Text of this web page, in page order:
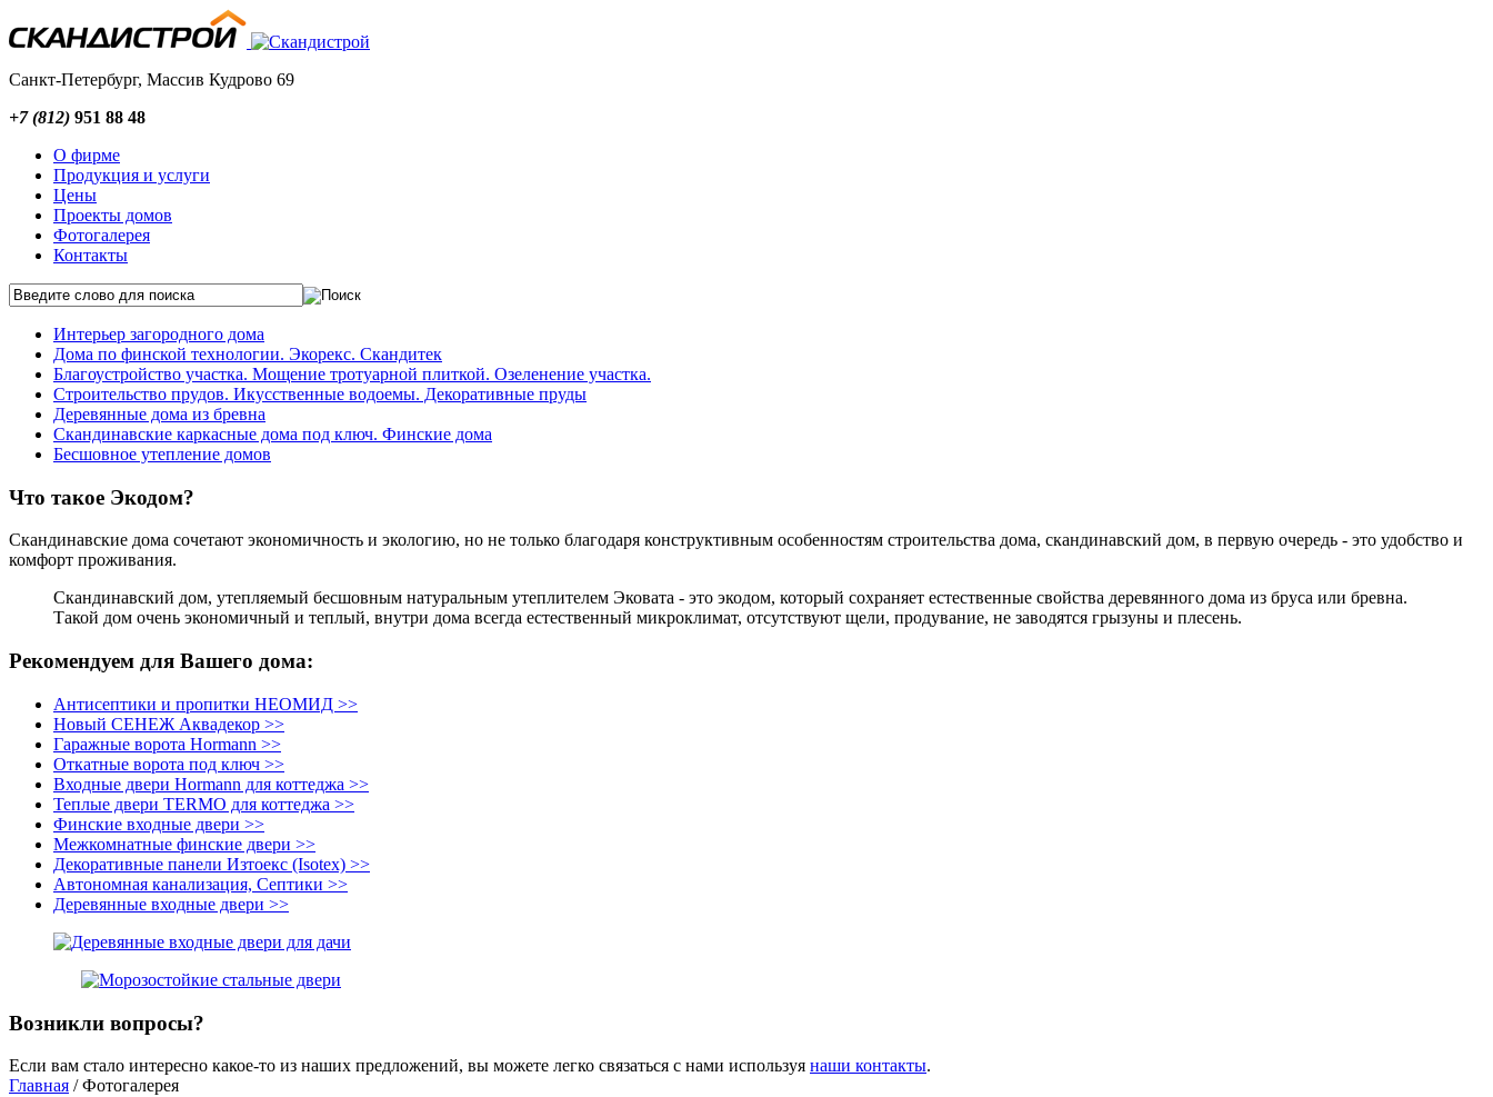
Санкт-Петербург, Массив Кудрово 69
+7 (812) 951 88 48
О фирме
Продукция и услуги
Цены
Проекты домов
Фотогалерея
Контакты
Интерьер загородного дома
Дома по финской технологии. Экорекс. Скандитек
Благоустройство участка. Мощение тротуарной плиткой. Озеленение участка.
Строительство прудов. Икусственные водоемы. Декоративные пруды
Деревянные дома из бревна
Скандинавские каркасные дома под ключ. Финские дома
Бесшовное утепление домов
Что такое Экодом?
Скандинавские дома сочетают экономичность и экологию, но не только благодаря конструктивным особенностям строительства дома, скандинавский дом, в первую очередь - это удобство и
комфорт проживания.
Скандинавский дом, утепляемый бесшовным натуральным утеплителем Эковата - это экодом, который сохраняет естественные свойства деревянного дома из бруса или бревна.
Такой дом очень экономичный и теплый, внутри дома всегда естественный микроклимат, отсутствуют щели, продувание, не заводятся грызуны и плесень.
Рекомендуем для Вашего дома:
Антисептики и пропитки НЕОМИД >>
Новый СЕНЕЖ Аквадекор >>
Гаражные ворота Hormann >>
Откатные ворота под ключ >>
Входные двери Hormann для коттеджа >>
Теплые двери TERMO для коттеджа >>
Финские входные двери >>
Межкомнатные финские двери >>
Декоративные панели Изтоекс (Isotex) >>
Автономная канализация, Септики >>
Деревянные входные двери >>
Возникли вопросы?
Если вам стало интересно какое-то из наших предложений, вы можете легко связаться с нами используя наши контакты.
Главная / Фотогалерея